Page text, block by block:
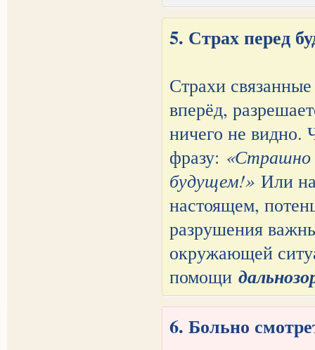
5. Страх перед
Страхи
вперёд,
ничего не видно.
фразу: «Страшно
будущем!» Или
настоящем,
разрушения
окружающей
помощи
6. Больно